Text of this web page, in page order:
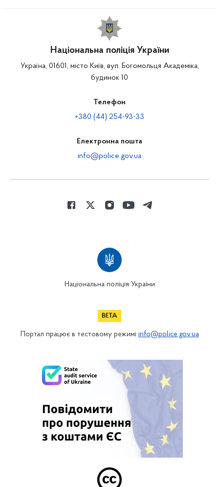
Національна поліція України
Україна, 01601, місто Київ, вул. Богомольця Академіка,
будинок 10
Телефон
+380 (44) 254-93-33
Електронна пошта
info@police.gov.ua
Національна поліція України
Портал працює в тестовому режимі info@police.gov.ua